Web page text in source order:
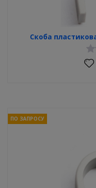
Скоба
ПО ЗАПРОСУ